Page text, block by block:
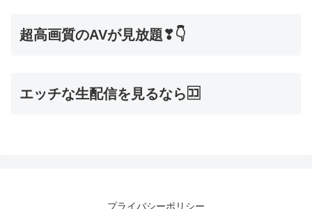
超高画質のAVが見放題❣👇
エッチな生配信を見るなら🈁
プライバシーポリシー